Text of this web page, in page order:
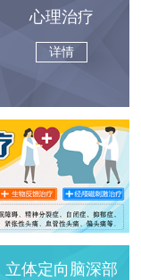
心理治疗
详情
立体定向脑深部